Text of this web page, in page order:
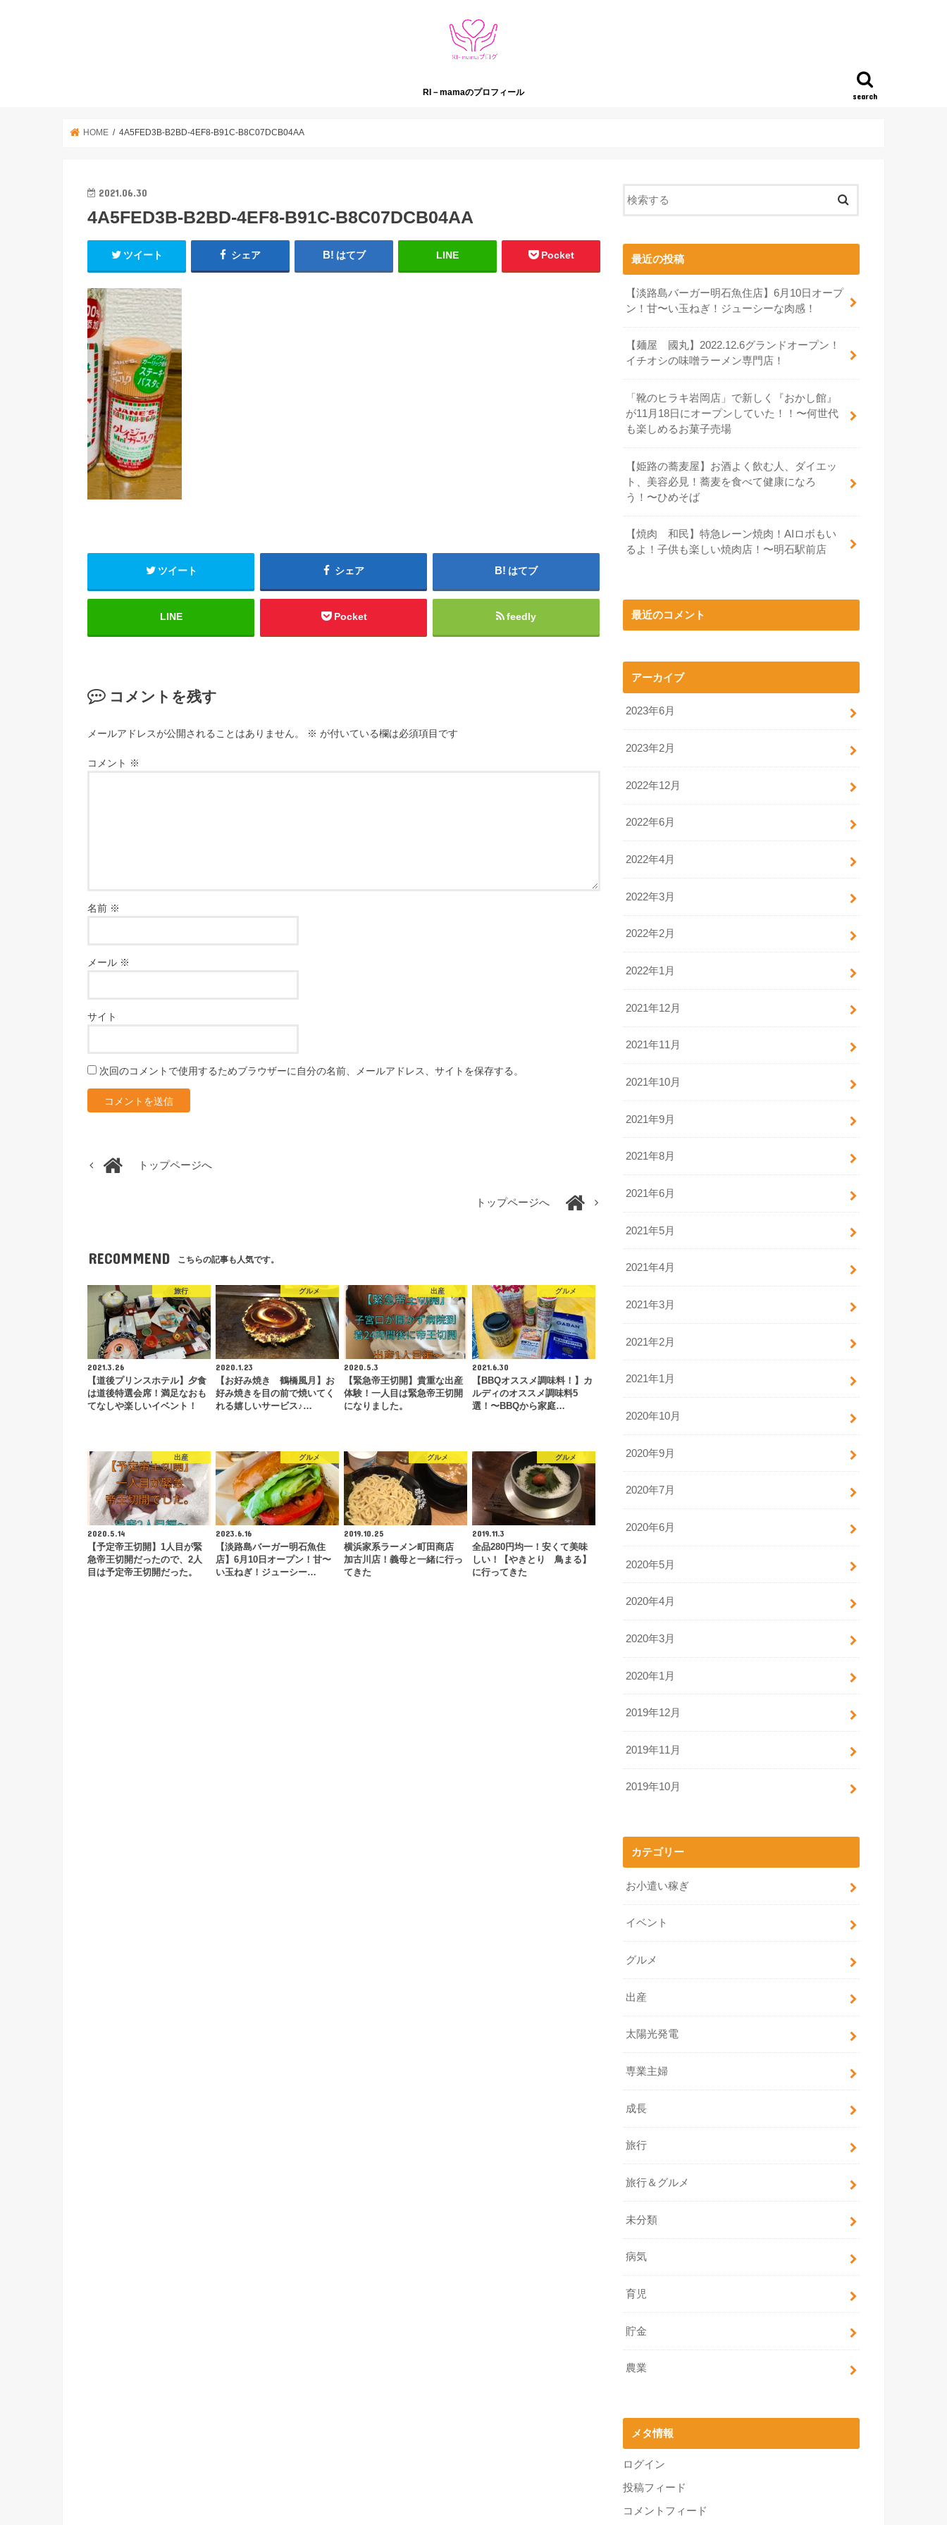
search
RI－mamaのプロフィール
HOME 4A5FED3B-B2BD-4EF8-B91C-B8C07DCB04AA
2021.06.30
4A5FED3B-B2BD-4EF8-B91C-B8C07DCB04AA
ツイート シェア はてブ LINE Pocket
ツイート シェア はてブ
LINE Pocket feedly
コメントを残す
メールアドレスが公開されることはありません。 ※ が付いている欄は必須項目です
コメント ※
名前 ※
メール ※
サイト
次回のコメントで使用するためブラウザーに自分の名前、メールアドレス、サイトを保存する。
トップページへ
トップページへ
RECOMMEND こちらの記事も人気です。
旅行
2021.3.26
【道後プリンスホテル】夕食
は道後特選会席！満足なおも
てなしや楽しいイベント！
グルメ
2020.1.23
【お好み焼き 鶴橋風月】お
好み焼きを目の前で焼いてく
れる嬉しいサービス♪…
出産
2020.5.3
【緊急帝王切開】貴重な出産
体験！一人目は緊急帝王切開
になりました。
グルメ
2021.6.30
【BBQオススメ調味料！】カ
ルディのオススメ調味料5
選！〜BBQから家庭…
出産
2020.5.14
【予定帝王切開】1人目が緊
急帝王切開だったので、2人
目は予定帝王切開だった。
グルメ
2023.6.16
【淡路島バーガー明石魚住
店】6月10日オープン！甘〜
い玉ねぎ！ジューシー…
グルメ
2019.10.25
横浜家系ラーメン町田商店
加古川店！義母と一緒に行っ
てきた
グルメ
2019.11.3
全品280円均一！安くて美味
しい！【やきとり 鳥まる】
に行ってきた
最近の投稿
【淡路島バーガー明石魚住店】6月10日オープ
ン！甘〜い玉ねぎ！ジューシーな肉感！
【麺屋 國丸】2022.12.6グランドオープン！
イチオシの味噌ラーメン専門店！
「靴のヒラキ岩岡店」で新しく『おかし館』
が11月18日にオープンしていた！！〜何世代
も楽しめるお菓子売場
【姫路の蕎麦屋】お酒よく飲む人、ダイエッ
ト、美容必見！蕎麦を食べて健康になろ
う！〜ひめそば
【焼肉 和民】特急レーン焼肉！AIロボもい
るよ！子供も楽しい焼肉店！〜明石駅前店
最近のコメント
アーカイブ
2023年6月
2023年2月
2022年12月
2022年6月
2022年4月
2022年3月
2022年2月
2022年1月
2021年12月
2021年11月
2021年10月
2021年9月
2021年8月
2021年6月
2021年5月
2021年4月
2021年3月
2021年2月
2021年1月
2020年10月
2020年9月
2020年7月
2020年6月
2020年5月
2020年4月
2020年3月
2020年1月
2019年12月
2019年11月
2019年10月
カテゴリー
お小遣い稼ぎ
イベント
グルメ
出産
太陽光発電
専業主婦
成長
旅行
旅行＆グルメ
未分類
病気
育児
貯金
農業
メタ情報
ログイン
投稿フィード
コメントフィード